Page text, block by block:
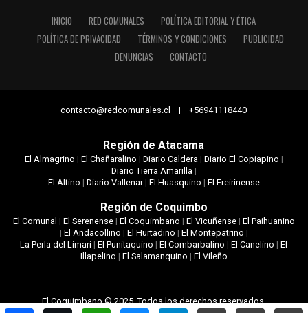
INICIO RED COMUNALES
POLÍTICA EDITORIAL Y ÉTICA
POLÍTICA DE PRIVACIDAD
TÉRMINOS Y CONDICIONES
PUBLICIDAD
DENUNCIAS
CONTACTO
contacto@redcomunales.cl | +56941118440
Región de Atacama
El Almagrino | El Chañaralino | Diario Caldera | Diario El Copiapino |
Diario Tierra Amarilla |
El Altino | Diario Vallenar| El Huasquino | El Freirinense
Región de Coquimbo
El Comunal | El Serenense| El Coquimbano | El Vicuñense| El Paihuanino
| El Andacollino | El Hurtadino | El Montepatrino |
La Perla del Limarí|El Punitaquino |El Combarbalino |El Canelino |El
Illapelino | El Salamanquino | El Vileño
El Coquimbano © 2025. Todos los derechos reservados.